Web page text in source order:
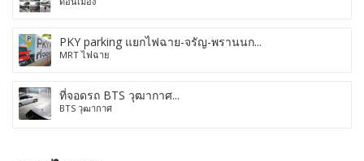
PKY parking แยกไฟฉาย-จรัญ-พรานนก...
MRT ไฟฉาย
ที่จอดรถ BTS วุฒากาศ...
BTS วุฒากาศ